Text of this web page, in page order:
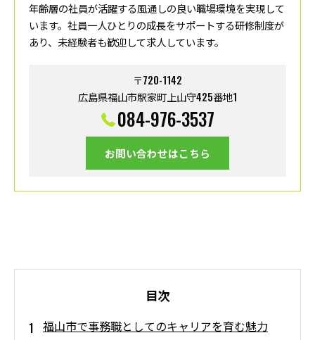
年齢層の社員が活躍する風通しの良い職場環境を実現して
います。社員一人ひとりの成長をサポートする研修制度が
あり、未経験者も歓迎して求人しています。
〒720-1142
広島県福山市駅家町上山守425番地1
084-976-3537
お問い合わせはこちら
目次
福山市で事務職としてのキャリアを育む魅力